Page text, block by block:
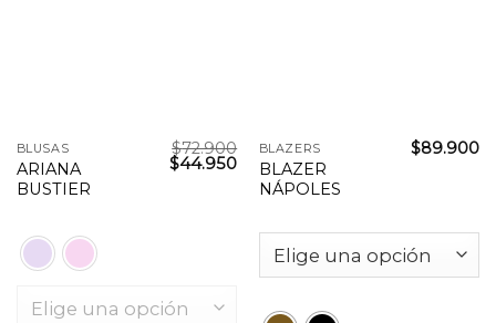
BLUSAS
ARIANA
BUSTIER
$72.900
El
precio
$44.950El
precio
actual
BLAZERS
BLAZER
NÁPOLES
$89.900